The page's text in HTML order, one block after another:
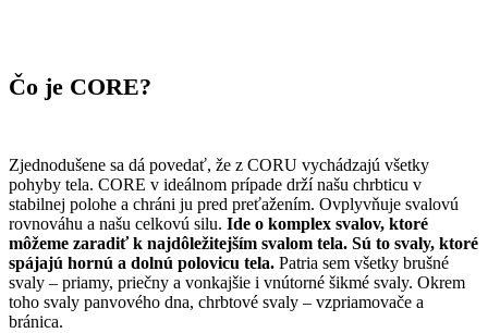
Čo je CORE?
Zjednodušene sa dá povedať, že z CORU vychádzajú všetky
pohyby tela. CORE v ideálnom prípade drží našu chrbticu v
stabilnej polohe a chráni ju pred preťažením. Ovplyvňuje svalovú
rovnováhu a našu celkovú silu. Ide o komplex svalov, ktoré
môžeme zaradiť k najdôležitejším svalom tela. Sú to svaly, ktoré
spájajú hornú a dolnú polovicu tela. Patria sem všetky brušné
svaly – priamy, priečny a vonkajšie i vnútorné šikmé svaly. Okrem
toho svaly panvového dna, chrbtové svaly – vzpriamovače a
bránica.